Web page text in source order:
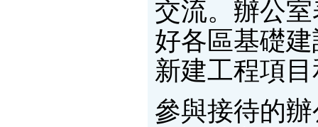
交流。辦公
好各區基礎
新建工程項
參與接待的